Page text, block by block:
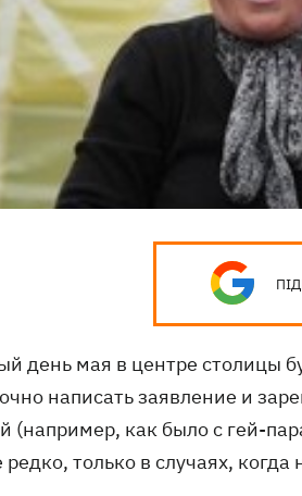
день мая в центре столицы
написать заявление и
(например, как было с гей-
редко, только в случаях, когда